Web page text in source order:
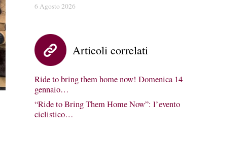
6 Agosto 2026
Articoli correlati
Ride to bring them home now! Domenica 14
gennaio…
“Ride to Bring Them Home Now”: l’evento
ciclistico…